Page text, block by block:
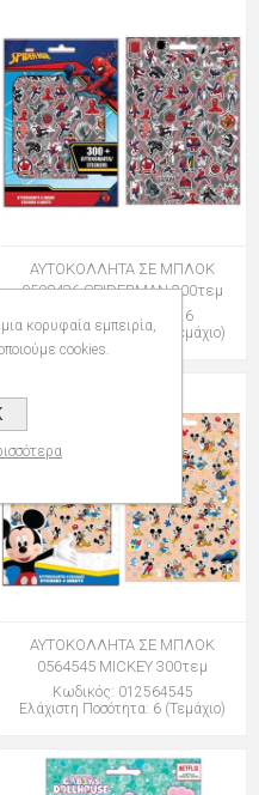
ΑΥΤΟΚΟΛΛΗΤΑ ΣΕ ΜΠΛΟΚ
0508436 SPIDERMAN 300τεμ
Κωδικός: 012508026
Ελάχιστη Ποσότητα: 6 (Τεμάχιο)
ΑΥΤΟΚΟΛΛΗΤΑ ΣΕ ΜΠΛΟΚ
0564545 MICKEY 300τεμ
Κωδικός: 012564545
Ελάχιστη Ποσότητα: 6 (Τεμάχιο)
κορυφαία εμπειρία,
cookies.